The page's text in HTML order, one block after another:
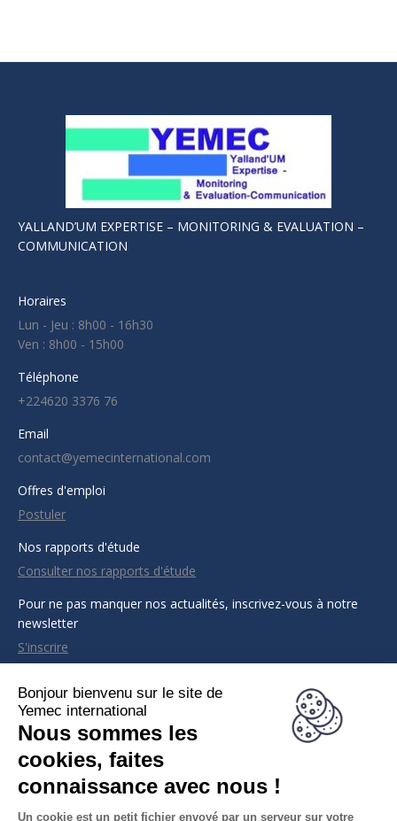
YALLAND’UM EXPERTISE – MONITORING & EVALUATION –
COMMUNICATION
Horaires
Lun - Jeu : 8h00 - 16h30
Ven : 8h00 - 15h00
Téléphone
+224620 3376 76
Email
contact@yemecinternational.com
Offres d'emploi
Postuler
Nos rapports d'étude
Consulter nos rapports d'étude
Pour ne pas manquer nos actualités, inscrivez-vous à notre
newsletter
S'inscrire
CONTACT INFO
Adresse :
Bureau B6, 2ème étage, Immeuble Kaloum (derrière la
Banque Centrale de Guinée)